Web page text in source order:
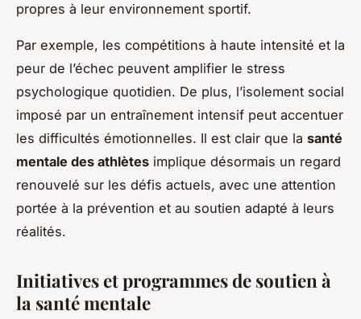
propres à leur environnement sportif.
Par exemple, les compétitions à haute intensité et la
peur de l’échec peuvent amplifier le stress
psychologique quotidien. De plus, l’isolement social
imposé par un entraînement intensif peut accentuer
les difficultés émotionnelles. Il est clair que la santé
mentale des athlètes implique désormais un regard
renouvelé sur les défis actuels, avec une attention
portée à la prévention et au soutien adapté à leurs
réalités.
Initiatives et programmes de soutien à
la santé mentale